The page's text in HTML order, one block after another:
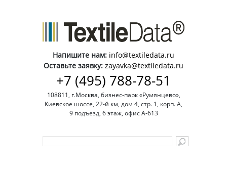
Напишите нам: info@textiledata.ru
Оставьте заявку: zayavka@textiledata.ru
+7 (495) 788-78-51
108811, г.Москва, бизнес-парк «Румянцево»,
Киевское шоссе, 22-й км, дом 4, стр. 1, корп. А,
9 подъезд, 6 этаж, офис А-613